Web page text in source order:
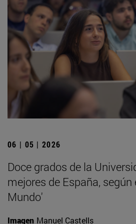
06 | 05 | 2026
Doce grados de la
mejores de España, según
Mundo'
Imagen Manuel Castells